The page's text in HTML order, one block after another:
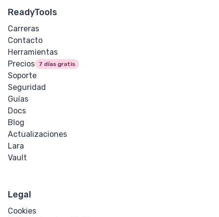
ReadyTools
Carreras
Contacto
Herramientas
Precios
7 días gratis
Soporte
Seguridad
Guías
Docs
Blog
Actualizaciones
Lara
Vault
Legal
Cookies